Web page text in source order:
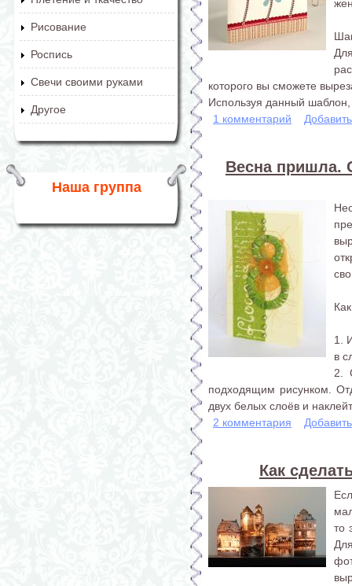
Рисование
Роспись
Свечи своими руками
Другое
Наша группа
которого вы сможете
Используя данный
1 комментарий
Весна пришла.
1.
в
2.
подходящим рисунком.
двух белых слоёв и
2 комментария
Как
то